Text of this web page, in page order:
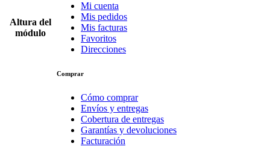
Altura del
módulo
Mi cuenta
Mis pedidos
Mis facturas
Favoritos
Direcciones
Comprar
Cómo comprar
Envíos y entregas
Cobertura de entregas
Garantías y devoluciones
Facturación